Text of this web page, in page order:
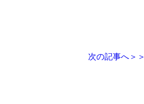
次の記事へ ＞＞